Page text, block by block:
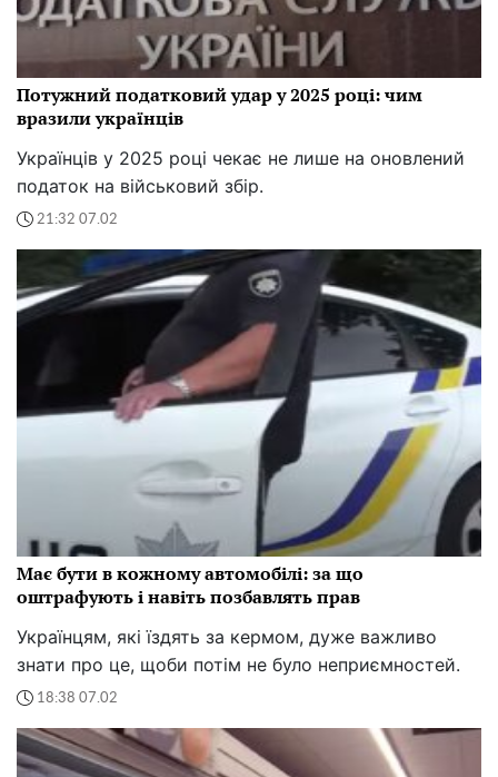
Потужний податковий удар у 2025 році: чим
вразили українців
Українців у 2025 році чекає не лише на оновлений
податок на військовий збір.
21:32 07.02
Має бути в кожному автомобілі: за що
оштрафують і навіть позбавлять прав
Українцям, які їздять за кермом, дуже важливо
знати про це, щоби потім не було неприємностей.
18:38 07.02